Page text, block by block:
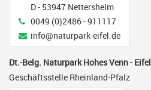
D - 53947 Nettersheim
Telefon
0049 (0)2486 - 911117
E-Mail
info@naturpark-eifel.de
Dt.-Belg. Naturpark Hohes Venn - Eifel
Geschäftsstelle Rheinland-Pfalz